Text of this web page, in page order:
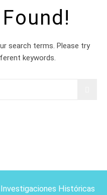
search terms. Please try
keywords.
Históricas